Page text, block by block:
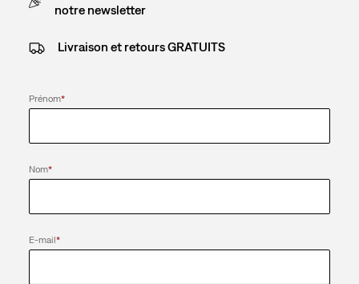
notre newsletter
Livraison et retours GRATUITS
Prénom*
Nom*
E-mail*